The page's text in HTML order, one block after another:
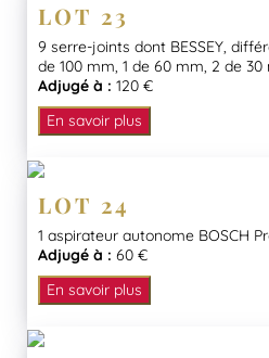
LOT 23
9 serre-joints dont BESSEY,
de 100 mm, 1 de 60 mm, 2 de 30
Adjugé à : 120 €
En savoir plus
LOT 24
1 aspirateur autonome BOSCH
Adjugé à : 60 €
En savoir plus